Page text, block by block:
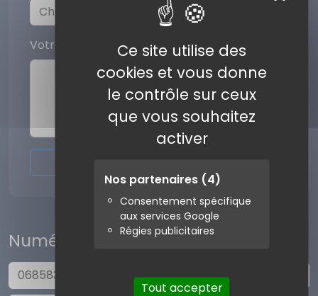
Ce site utilise des
cookies et vous donne
le contrôle sur ceux
que vous souhaitez
activer
Nos partenaires (4)
Consentement spécifique
aux services Google
Régies publicitaires
Tout accepter
Votre commentaire
Numéros similaires
0685832368